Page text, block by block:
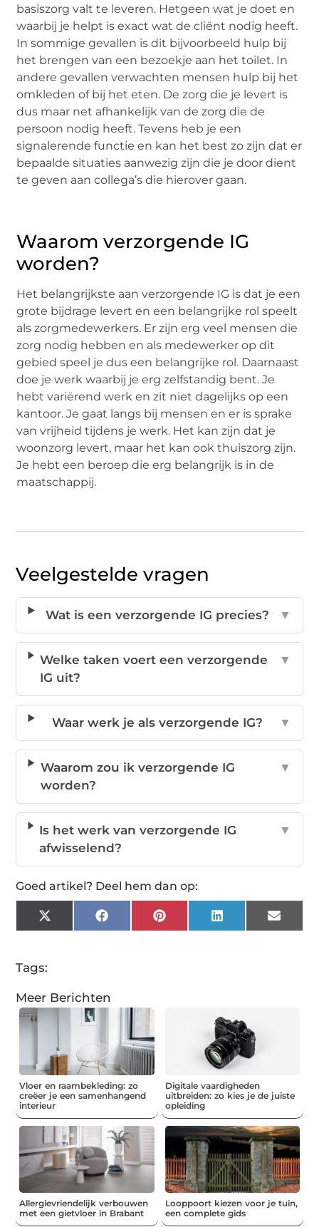
basiszorg valt te leveren. Hetgeen wat je doet en
waarbij je helpt is exact wat de cliënt nodig heeft.
In sommige gevallen is dit bijvoorbeeld hulp bij
het brengen van een bezoekje aan het toilet. In
andere gevallen verwachten mensen hulp bij het
omkleden of bij het eten. De zorg die je levert is
dus maar net afhankelijk van de zorg die de
persoon nodig heeft. Tevens heb je een
signalerende functie en kan het best zo zijn dat er
bepaalde situaties aanwezig zijn die je door dient
te geven aan collega’s die hierover gaan.
Waarom verzorgende IG
worden?
Het belangrijkste aan verzorgende IG is dat je een
grote bijdrage levert en een belangrijke rol speelt
als zorgmedewerkers. Er zijn erg veel mensen die
zorg nodig hebben en als medewerker op dit
gebied speel je dus een belangrijke rol. Daarnaast
doe je werk waarbij je erg zelfstandig bent. Je
hebt variërend werk en zit niet dagelijks op een
kantoor. Je gaat langs bij mensen en er is sprake
van vrijheid tijdens je werk. Het kan zijn dat je
woonzorg levert, maar het kan ook thuiszorg zijn.
Je hebt een beroep die erg belangrijk is in de
maatschappij.
Veelgestelde vragen
Wat is een verzorgende IG precies? ▼
Welke taken voert een verzorgende
IG uit?
▼
Waar werk je als verzorgende IG? ▼
Waarom zou ik verzorgende IG
worden?
▼
Is het werk van verzorgende IG
afwisselend?
▼
Goed artikel? Deel hem dan op:
X
(Twitter)
FacebookPinterestLinkedInEmail
Tags:
Meer Berichten
Vloer en raambekleding: zo
creëer je een samenhangend
interieur
Digitale vaardigheden
uitbreiden: zo kies je de juiste
opleiding
Allergievriendelijk verbouwen
met een gietvloer in Brabant
Looppoort kiezen voor je tuin,
een complete gids